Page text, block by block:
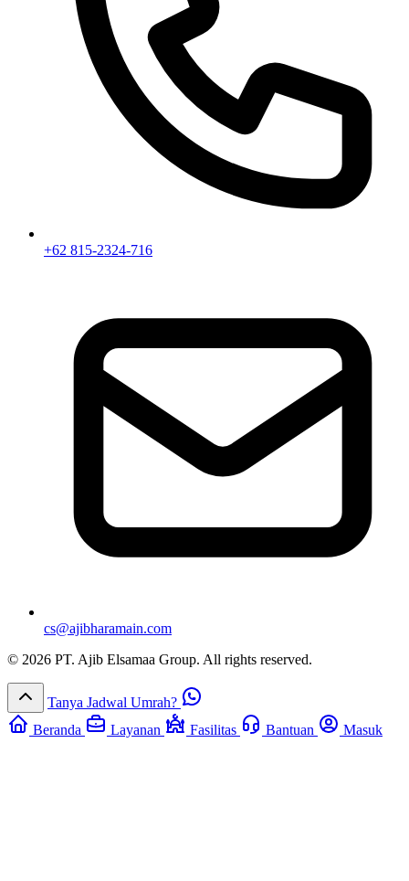
+62 815-2324-716
cs@ajibharamain.com
© 2026 PT. Ajib Elsamaa Group. All rights reserved.
Tanya Jadwal Umrah?
Beranda
Layanan Fasilitas Bantuan Masuk